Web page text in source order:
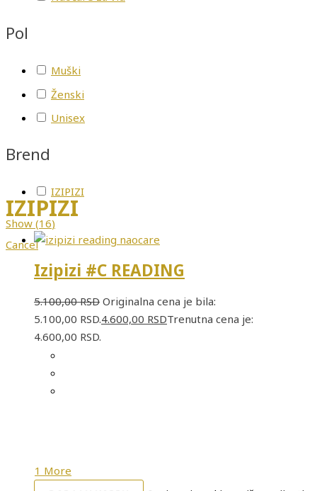
Pol
Muški
Ženski
Unisex
Brend
IZIPIZI
Show (16)
Cancel
IZIPIZI
Izipizi #C READING
5.100,00RSD Originalna cena je bila:
5.100,00 RSD.4.600,00 RSDTrenutna cena je:
4.600,00 RSD.
1 More